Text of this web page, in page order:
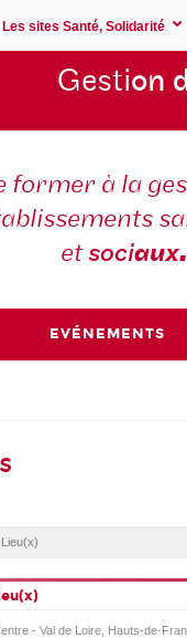
Les sites Santé, Solidarité
Gestion
former à la
etsociaux.
EVÉNEMENTS
- Val de Loire, Hauts-de-